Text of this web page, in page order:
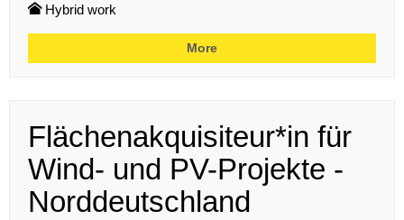
Hybrid work
More
Flächenakquisiteur*in für
Wind- und PV-Projekte -
Norddeutschland